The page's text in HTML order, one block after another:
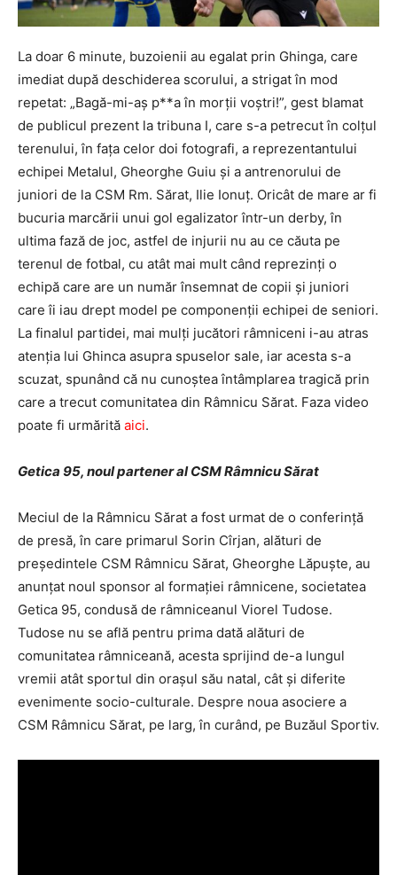
La doar 6 minute, buzoienii au egalat prin Ghinga, care
imediat după deschiderea scorului, a strigat în mod
repetat: „Bagă-mi-aş p**a în morţii voştri!”, gest blamat
de publicul prezent la tribuna I, care s-a petrecut în colţul
terenului, în faţa celor doi fotografi, a reprezentantului
echipei Metalul, Gheorghe Guiu şi a antrenorului de
juniori de la CSM Rm. Sărat, Ilie Ionuţ. Oricât de mare ar fi
bucuria marcării unui gol egalizator într-un derby, în
ultima fază de joc, astfel de injurii nu au ce căuta pe
terenul de fotbal, cu atât mai mult când reprezinţi o
echipă care are un număr însemnat de copii şi juniori
care îi iau drept model pe componenţii echipei de seniori.
La finalul partidei, mai mulţi jucători râmniceni i-au atras
atenţia lui Ghinca asupra spuselor sale, iar acesta s-a
scuzat, spunând că nu cunoştea întâmplarea tragică prin
care a trecut comunitatea din Râmnicu Sărat. Faza video
poate fi urmărită aici.
Getica 95, noul partener al CSM Râmnicu Sărat
Meciul de la Râmnicu Sărat a fost urmat de o conferinţă
de presă, în care primarul Sorin Cîrjan, alături de
preşedintele CSM Râmnicu Sărat, Gheorghe Lăpuşte, au
anunţat noul sponsor al formaţiei râmnicene, societatea
Getica 95, condusă de râmniceanul Viorel Tudose.
Tudose nu se află pentru prima dată alături de
comunitatea râmniceană, acesta sprijind de-a lungul
vremii atât sportul din oraşul său natal, cât şi diferite
evenimente socio-culturale. Despre noua asociere a
CSM Râmnicu Sărat, pe larg, în curând, pe Buzăul Sportiv.